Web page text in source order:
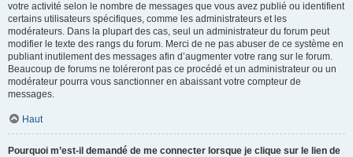
votre activité selon le nombre de messages que vous avez publié ou identifient
certains utilisateurs spécifiques, comme les administrateurs et les
modérateurs. Dans la plupart des cas, seul un administrateur du forum peut
modifier le texte des rangs du forum. Merci de ne pas abuser de ce système en
publiant inutilement des messages afin d’augmenter votre rang sur le forum.
Beaucoup de forums ne toléreront pas ce procédé et un administrateur ou un
modérateur pourra vous sanctionner en abaissant votre compteur de
messages.
Haut
Pourquoi m’est-il demandé de me connecter lorsque je clique sur le lien de